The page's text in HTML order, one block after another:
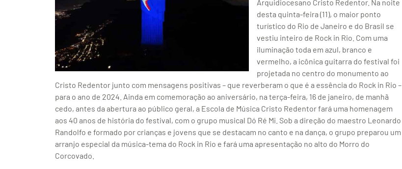
Arquidiocesano Cristo Redentor. Na noite
desta quinta-feira (11), o maior ponto
turístico do Rio de Janeiro e do Brasil se
vestiu inteiro de Rock in Rio. Com uma
iluminação toda em azul, branco e
vermelho, a icônica guitarra do festival foi
projetada no centro do monumento ao
Cristo Redentor junto com mensagens positivas – que reverberam o que é a essência do Rock in Rio –
para o ano de 2024. Ainda em comemoração ao aniversário, na terça-feira, 16 de janeiro, de manhã
cedo, antes da abertura ao público geral, a Escola de Música Cristo Redentor fará uma homenagem
aos 40 anos de história do festival, com o grupo musical Dó Ré Mi. Sob a direção do maestro Leonardo
Randolfo e formado por crianças e jovens que se destacam no canto e na dança, o grupo preparou um
arranjo especial da música-tema do Rock in Rio e fará uma apresentação no alto do Morro do
Corcovado.